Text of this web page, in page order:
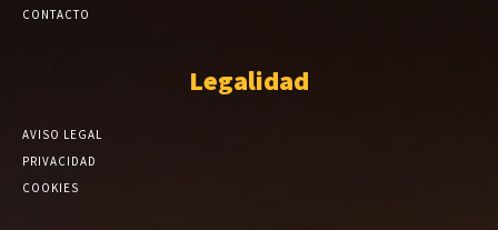
CONTACTO
Legalidad
AVISO LEGAL
PRIVACIDAD
COOKIES